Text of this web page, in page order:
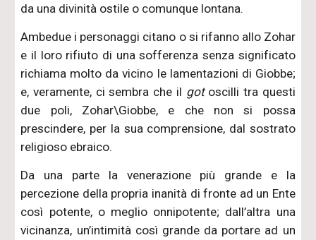
da una divinità ostile o comunque lontana.
Ambedue i personaggi citano o si rifanno allo Zohar
e il loro rifiuto di una sofferenza senza significato
richiama molto da vicino le lamentazioni di Giobbe;
e, veramente, ci sembra che il gotoscilli tra questi
due poli, Zohar\Giobbe, e che non si possa
prescindere, per la sua comprensione, dal sostrato
religioso ebraico.
Da una parte la venerazione più grande e la
percezione della propria inanità di fronte ad un Ente
così potente, o meglio onnipotente; dall’altra una
vicinanza, un’intimità così grande da portare ad un